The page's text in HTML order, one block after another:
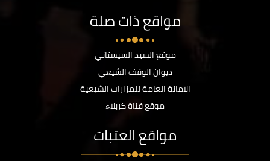
مواقع ذات صلة
موقع السيد السيستاني
ديوان الوقف الشيعي
الامانة العامة للمزارات الشيعية
موقع قناة كربلاء
مواقع العتبات